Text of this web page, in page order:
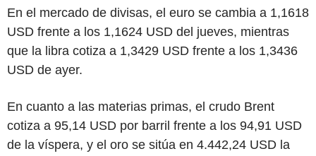
En el mercado de divisas, el euro se cambia a 1,1618
USD frente a los 1,1624 USD del jueves, mientras
que la libra cotiza a 1,3429 USD frente a los 1,3436
USD de ayer.
En cuanto a las materias primas, el crudo Brent
cotiza a 95,14 USD por barril frente a los 94,91 USD
de la víspera, y el oro se sitúa en 4.442,24 USD la